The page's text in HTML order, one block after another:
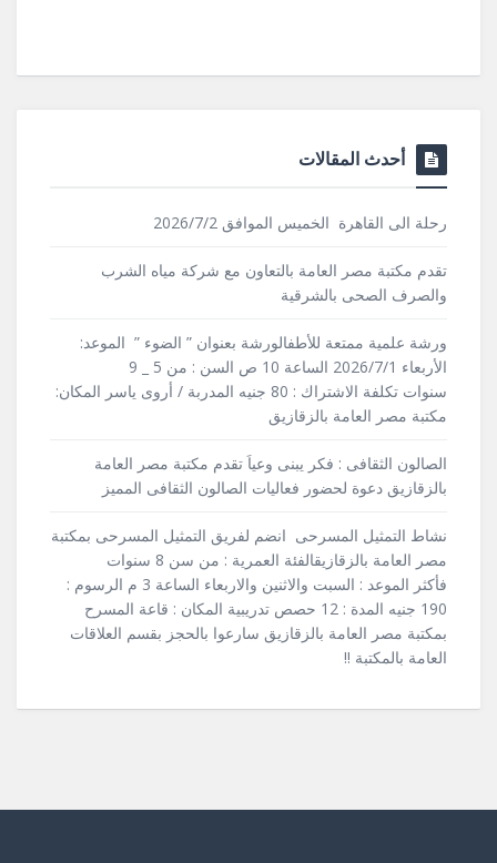
أحدث المقالات
رحلة الى القاهرة الخميس الموافق 2026/7/2
تقدم مكتبة مصر العامة بالتعاون مع شركة مياه الشرب
والصرف الصحى بالشرقية
ورشة علمية ممتعة للأطفالورشة بعنوان ” الضوء ” الموعد:
الأربعاء 2026/7/1 الساعة 10 ص السن : من 5 _ 9
سنوات تكلفة الاشتراك : 80 جنيه المدربة / أروى ياسر المكان:
مكتبة مصر العامة بالزقازيق
الصالون الثقافى : فكر يبنى وعياَ تقدم مكتبة مصر العامة
بالزقازيق دعوة لحضور فعاليات الصالون الثقافى المميز
نشاط التمثيل المسرحى انضم لفريق التمثيل المسرحى بمكتبة
مصر العامة بالزقازيقالفئة العمرية : من سن 8 سنوات
فأكثر الموعد : السبت والاثنين والاربعاء الساعة 3 م الرسوم :
190 جنيه المدة : 12 حصص تدريبية المكان : قاعة المسرح
بمكتبة مصر العامة بالزقازيق سارعوا بالحجز بقسم العلاقات
العامة بالمكتبة !!